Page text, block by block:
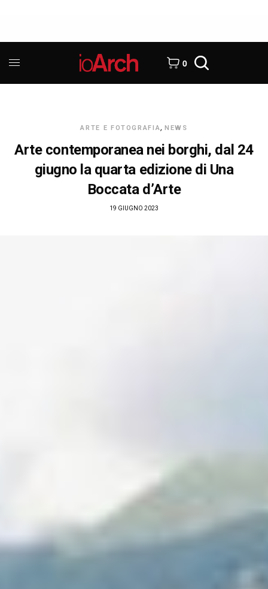
0
ARTE E FOTOGRAFIA, NEWS
Arte contemporanea nei borghi, dal 24
giugno la quarta edizione di Una
Boccata d’Arte
19 GIUGNO 2023